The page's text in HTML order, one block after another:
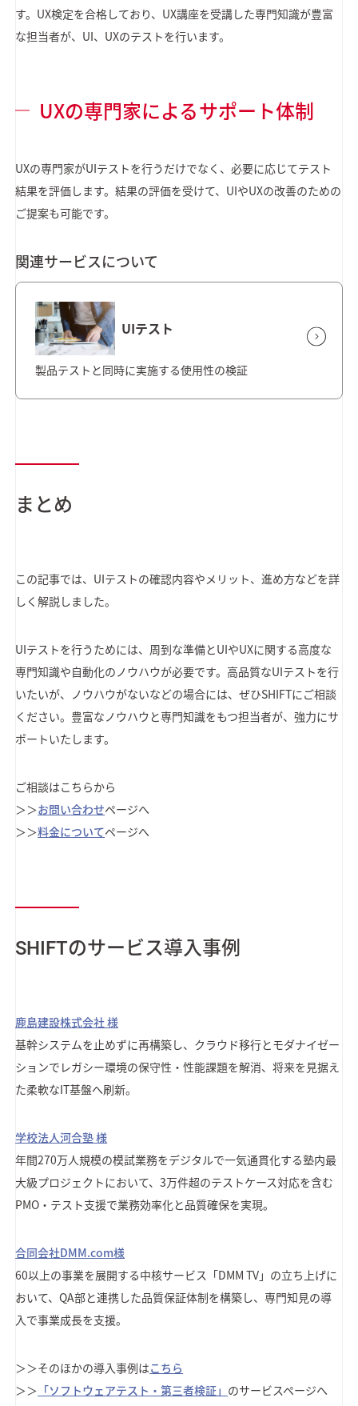
す。UX検定を合格しており、UX講座を受講した専門知識が豊富
な担当者が、UI、UXのテストを行います。
UXの専門家によるサポート体制
UXの専門家がUIテストを行うだけでなく、必要に応じてテスト
結果を評価します。結果の評価を受けて、UIやUXの改善のための
ご提案も可能です。
関連サービスについて
UIテスト
製品テストと同時に実施する使用性の検証
まとめ
この記事では、UIテストの確認内容やメリット、進め方などを詳
しく解説しました。
UIテストを行うためには、周到な準備とUIやUXに関する高度な
専門知識や自動化のノウハウが必要です。高品質なUIテストを行
いたいが、ノウハウがないなどの場合には、ぜひSHIFTにご相談
ください。豊富なノウハウと専門知識をもつ担当者が、強力にサ
ポートいたします。
ご相談はこちらから
＞＞お問い合わせページへ
＞＞料金についてページへ
SHIFTのサービス導入事例
鹿島建設株式会社 様
基幹システムを止めずに再構築し、クラウド移行とモダナイゼー
ションでレガシー環境の保守性・性能課題を解消、将来を見据え
た柔軟なIT基盤へ刷新。
学校法人河合塾 様
年間270万人規模の模試業務をデジタルで一気通貫化する塾内最
大級プロジェクトにおいて、3万件超のテストケース対応を含む
PMO・テスト支援で業務効率化と品質確保を実現。
合同会社DMM.com様
60以上の事業を展開する中核サービス「DMM TV」の立ち上げに
おいて、QA部と連携した品質保証体制を構築し、専門知見の導
入で事業成長を支援。
＞＞そのほかの導入事例はこちら
＞＞ 「ソフトウェアテスト・第三者検証」 のサービスページへ